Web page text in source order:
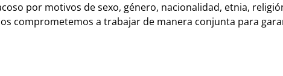
por motivos de sexo, género, nacionalidad, etnia,
comprometemos a trabajar de manera conjunta para